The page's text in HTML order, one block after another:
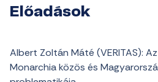
Előadások
Albert Zoltán Máté (VERITAS):
Monarchia közös és